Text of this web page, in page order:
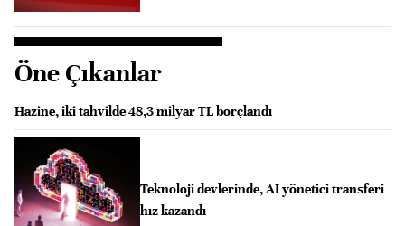
Öne Çıkanlar
Hazine, iki tahvilde 48,3 milyar TL borçlandı
Teknoloji devlerinde, AI yönetici transferi
hız kazandı